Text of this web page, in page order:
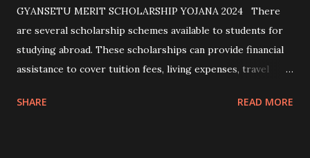
GYANSETU MERIT SCHOLARSHIP YOJANA 2024 There
are several scholarship schemes available to students for
studying abroad. These scholarships can provide financial
assistance to cover tuition fees, living expenses, travel
scholarship schemes that students can explore: 1.
SHARE READ MORE